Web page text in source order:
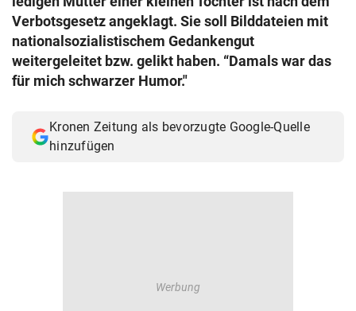
Muthgasse 2, 1190 Wien
Verbotsgesetz angeklagt. Sie soll Bilddateien mit
nationalsozialistischem Gedankengut
weitergeleitet bzw. gelikt haben. “Damals war das
für mich schwarzer Humor."
Kronen Zeitung als bevorzugte Google-Quelle
hinzufügen